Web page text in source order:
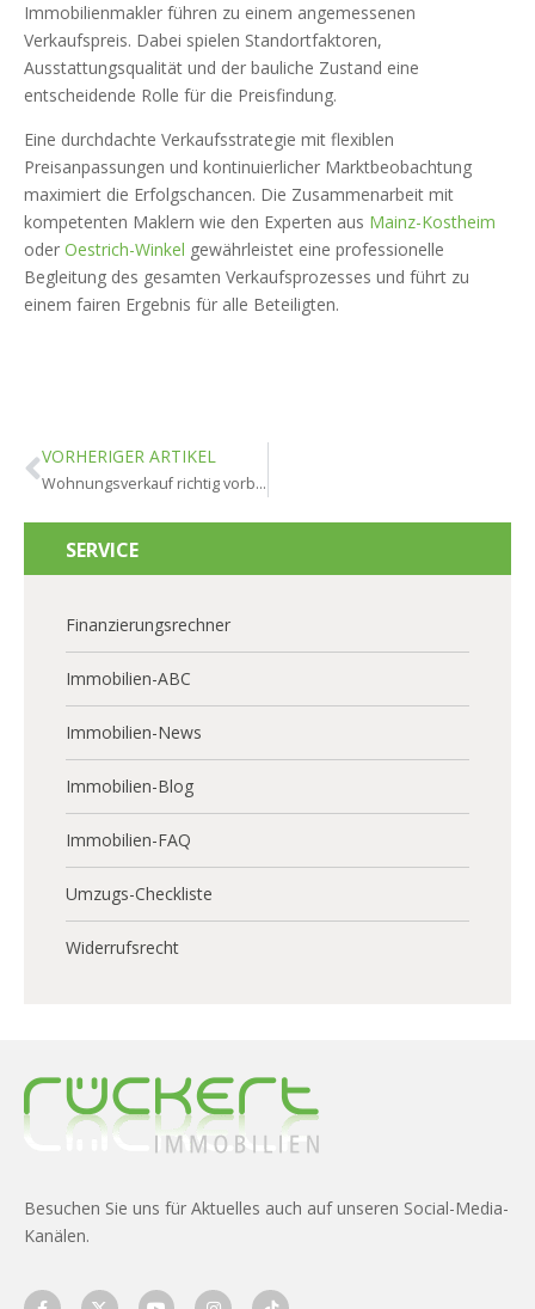
Immobilienmakler führen zu einem angemessenen
Verkaufspreis. Dabei spielen Standortfaktoren,
Ausstattungsqualität und der bauliche Zustand eine
entscheidende Rolle für die Preisfindung.
Eine durchdachte Verkaufsstrategie mit flexiblen
Preisanpassungen und kontinuierlicher Marktbeobachtung
maximiert die Erfolgschancen. Die Zusammenarbeit mit
kompetenten Maklern wie den Experten aus Mainz-Kostheim
oder Oestrich-Winkel gewährleistet eine professionelle
Begleitung des gesamten Verkaufsprozesses und führt zu
einem fairen Ergebnis für alle Beteiligten.
VORHERIGER ARTIKEL
Wohnungsverkauf richtig vorbereiten: Checkliste für Eigentümer
SERVICE
Finanzierungsrechner
Immobilien-ABC
Immobilien-News
Immobilien-Blog
Immobilien-FAQ
Umzugs-Checkliste
Widerrufsrecht
Besuchen Sie uns für Aktuelles auch auf unseren Social-Media-
Kanälen.